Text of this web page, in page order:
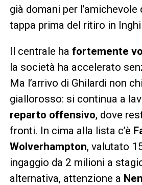
già domani per l’amichevole
tappa prima del ritiro in
Il centrale ha fortemente
la società ha accelerato
Ma l’arrivo di Ghilardi non
giallorosso: si continua a
reparto offensivo, dove
fronti. In cima alla lista c’è
Wolverhampton, valutato
ingaggio da 2 milioni a
alternativa, attenzione a